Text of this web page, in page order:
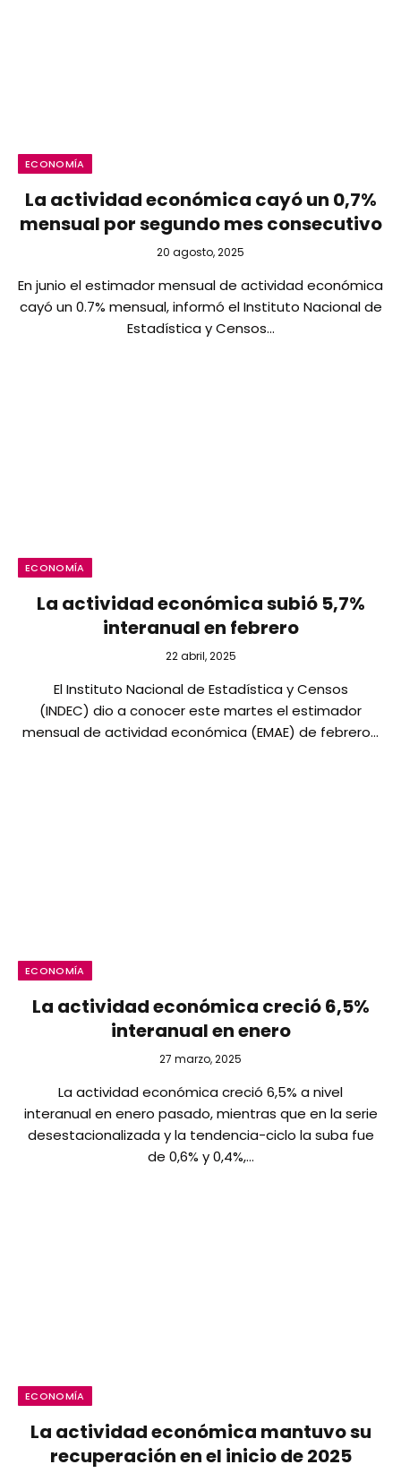
ECONOMÍA
La actividad económica cayó un 0,7%
mensual por segundo mes consecutivo
20 agosto, 2025
En junio el estimador mensual de actividad económica
cayó un 0.7% mensual, informó el Instituto Nacional de
Estadística y Censos…
ECONOMÍA
La actividad económica subió 5,7%
interanual en febrero
22 abril, 2025
El Instituto Nacional de Estadística y Censos
(INDEC) dio a conocer este martes el estimador
mensual de actividad económica (EMAE) de febrero…
ECONOMÍA
La actividad económica creció 6,5%
interanual en enero
27 marzo, 2025
La actividad económica creció 6,5% a nivel
interanual en enero pasado, mientras que en la serie
desestacionalizada y la tendencia-ciclo la suba fue
de 0,6% y 0,4%,…
ECONOMÍA
La actividad económica mantuvo su
recuperación en el inicio de 2025